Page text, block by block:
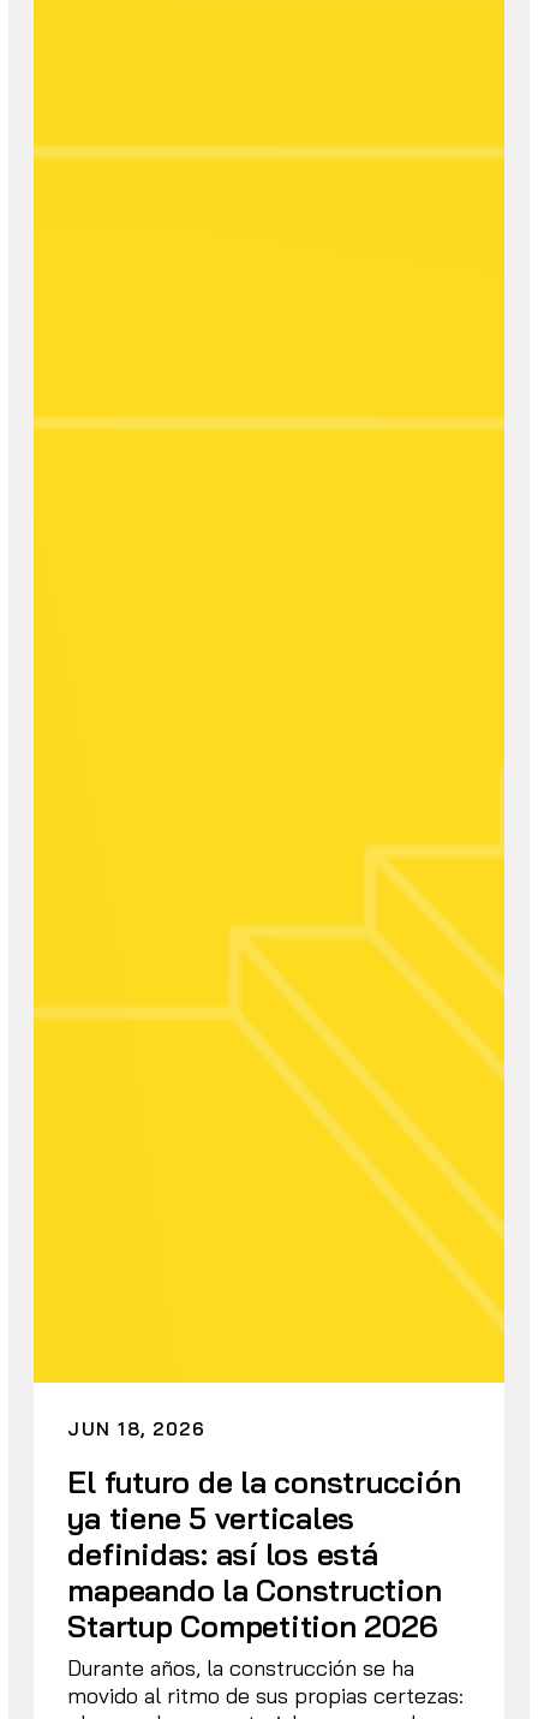
JUN 18, 2026
El futuro de la construcción
ya tiene 5 verticales
definidas: así los está
mapeando la Construction
Startup Competition 2026
Durante años, la construcción se ha
movido al ritmo de sus propias certezas: